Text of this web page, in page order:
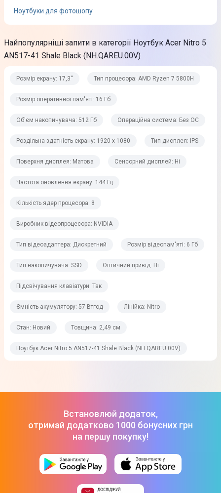
Тип процесора
Кількість ядер процесора
Базова частота процесора
3,2 ГГц
Максимальна частота процесора
Оперативна пам'ять
Розмір оперативної пам'яті
Частота оперативної пам'яті
3200 МГц
Постійна пам'ять
512 Гб
Тип накопичувача
Графічні можливості
NVIDIA GeForce RTX 3060
Ноутбуки для фотошопу
Найпопулярніші запити в категорії Ноутбук Acer Nitro 5
AN517-41 Shale Black (NH.QAREU.00V)
Розмір екрану: 17,3'' Тип процесора: AMD Ryzen 7 5800H
Розмір оперативної пам'яті: 16 Гб
Об'єм накопичувача: 512 Гб Операційна система: Без ОС
Роздільна здатність екрану: 1920 x 1080 Тип дисплея: IPS
Поверхня дисплея: Матова Сенсорний дисплей: Ні
Частота оновлення екрану: 144 Гц
Кількість ядер процесора: 8
Виробник відеопроцесора: NVIDIA
Тип відеоадаптера: Дискретний Розмір відеопам'яті: 6 Гб
Тип накопичувача: SSD Оптичний привід: Ні
Підсвічування клавіатури: Так
Ємність акумулятору: 57 Втгод Лінійка: Nitro
Стан: Новий Товщина: 2,49 см
Ноутбук Acer Nitro 5 AN517-41 Shale Black (NH.QAREU.00V)
Встановлюй додаток,
отримай додатково 1000 бонусних грн
на першу покупку!